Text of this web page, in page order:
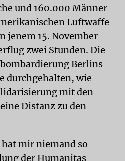
und 160.000 Männer
Luftwaffe
jenem 15. November
zwei Stunden. Die
Berlins
durchgehalten, wie
mit den
Distanz zu den
hat mir niemand so
der Humanitas